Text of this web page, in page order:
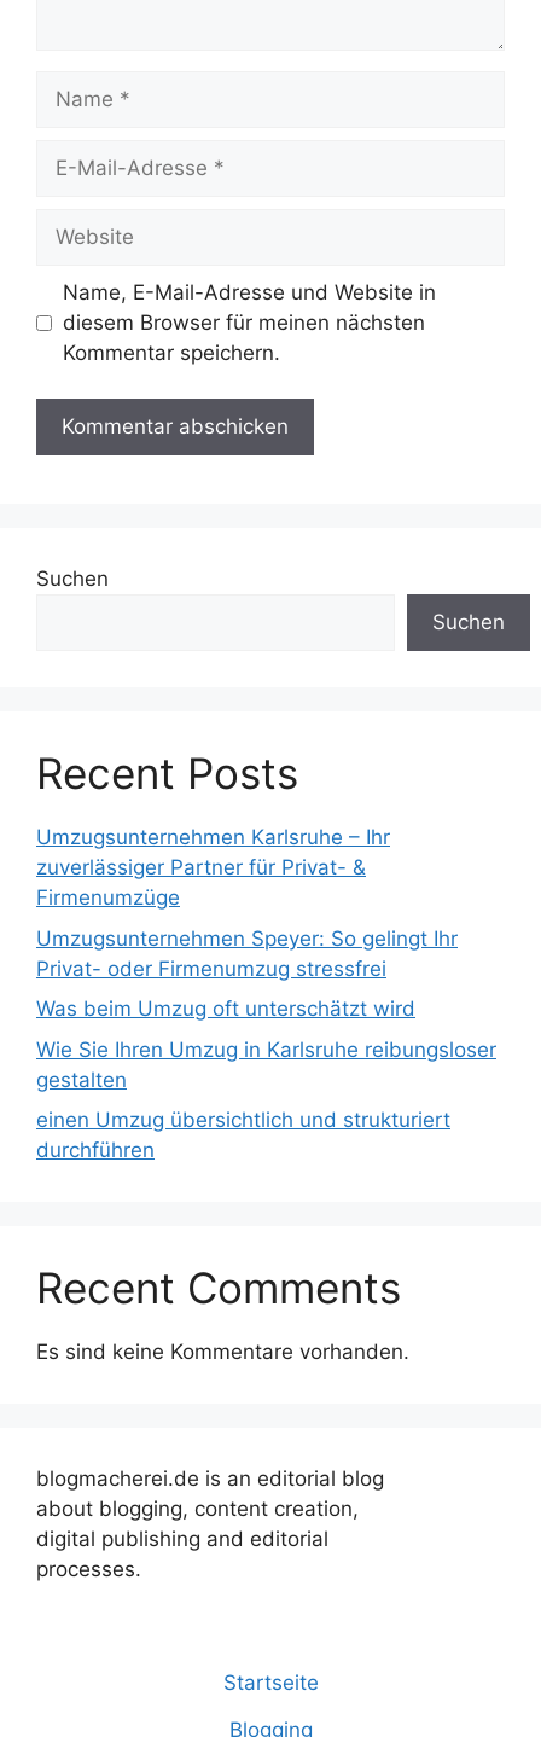
Mail-
Name, E-Mail-Adresse und Website in
diesem Browser für meinen nächsten
Kommentar speichern.
Suchen
Suchen
Recent Posts
Umzugsunternehmen Karlsruhe – Ihr
zuverlässiger Partner für Privat- &
Firmenumzüge
Umzugsunternehmen Speyer: So gelingt Ihr
Privat- oder Firmenumzug stressfrei
Was beim Umzug oft unterschätzt wird
Wie Sie Ihren Umzug in Karlsruhe reibungsloser
gestalten
einen Umzug übersichtlich und strukturiert
durchführen
Recent Comments
Es sind keine Kommentare vorhanden.
blogmacherei.de is an editorial blog
about blogging, content creation,
digital publishing and editorial
processes.
Startseite
Blogging